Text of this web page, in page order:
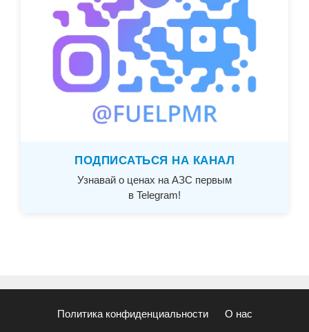
ПОДПИСАТЬСЯ НА КАНАЛ
Узнавай о ценах на АЗС первым
в Telegram!
Политика конфиденциальности О нас